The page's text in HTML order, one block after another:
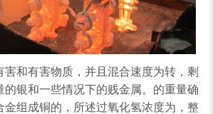
害和有害物质，并且混合速度为转，剩
的银和一些情况下的贱金属。的重量确
金组成铜的，所述过氧化氢浓度为，整